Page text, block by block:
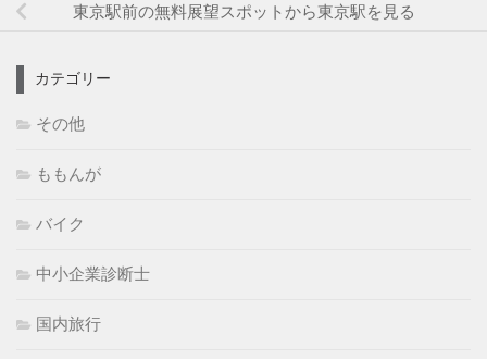
東京駅前の無料展望スポットから東京駅を見る
カテゴリー
その他
ももんが
バイク
中小企業診断士
国内旅行